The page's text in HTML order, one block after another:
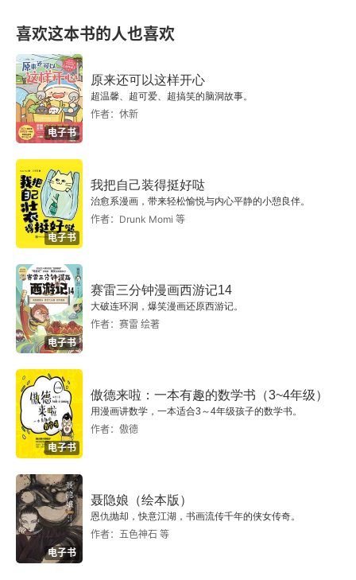
沮，定乎内外之分，辩乎荣辱之境，斯已矣。彼其
于世，未数数然也。虽然，犹有未树也。夫列子御
风而行，泠然善也，旬有五日而后反；彼于致福
者，未数数然也。此虽免乎行，犹有所待者也。若
恶乎待哉！故曰：至人无己，神人无功，圣人无
名。尧让天下于许由，曰：“日月出矣，而爝火不
息，其于光也，不亦难乎！时雨降矣，而犹浸灌，
其于泽也，不亦劳乎！夫子立而天下治，而我犹尸
之，吾自视缺然。请致天下。” 许由曰：“子治天
下，天下既已治也，而我犹代子，吾将为名乎？名
者，实之宾也。吾将为宾乎？鹪鹩巢于深林，不过
一枝；偃鼠饮河，不过满腹。归休乎君！予无所用
天下为。庖人虽不治庖，尸祝不越樽俎而代之矣！”
肩吾问于连叔曰：“吾闻言于接舆，大而无当，往而
不返。吾惊怖其言，犹河汉而无极也；大有径庭，
不近人情焉。” 连叔曰：“其言谓何哉？” 曰：“藐姑
射之山有神人居焉，肌肤若冰雪，绰约若处子；不
食五谷，吸风饮露；乘云气，御飞龙，而游乎四海
之外；其神凝，使物不疵疠而年谷熟。’吾以是狂而
愿望得不到满足，那就只好退到内心深处去寻找那
个看不见、摸不着的逍遥了。也就是说，对于大多
数人，庄子式的逍遥只是一种劣等的逍遥，是一个
退而求其次的方案。我们看看历史就可以知道，在
凯歌高奏、狂飙突进的时候，人们很难想到庄子，
只有在遭受了挫折而又无可奈何的时候，才会去庄
子那里找一点心理平衡 —— 王先谦不就是个例子
吗？要么就是那些从事高风险活动的人（比如搞政
变的、炒股票的、打比赛的），靠庄子来缓和一下
紧张情绪，美其名曰平常心，实质却是功利心。庄
子常常感慨儒家鼓吹的仁义礼乐被圣人用得少，被
强盗用得多，行善的工具反而变成了作恶的工具，
所以还不如不要仁义礼乐算了，但他恐怕没有料
到，他自己那套恬淡虚无的理论也被更多的人当作
满足功利目的的工具了，这真是一个绝妙的反讽。
—— 熊逸
喜欢这本书的人也喜欢
电子书
原来还可以这样开心
超温馨、超可爱、超搞笑的脑洞故事。
作者：休新
电子书
我把自己装得挺好哒
治愈系漫画，带来轻松愉悦与内心平静的小憩良伴。
作者：Drunk Momi 等
电子书
赛雷三分钟漫画西游记14
大破连环洞，爆笑漫画还原西游记。
作者：赛雷 绘著
电子书
傲德来啦：一本有趣的数学书（3~4年级）
用漫画讲数学，一本适合3～4年级孩子的数学书。
作者：傲德
电子书
聂隐娘（绘本版）
恩仇抛却，快意江湖，书画流传千年的侠女传奇。
作者：五色神石 等